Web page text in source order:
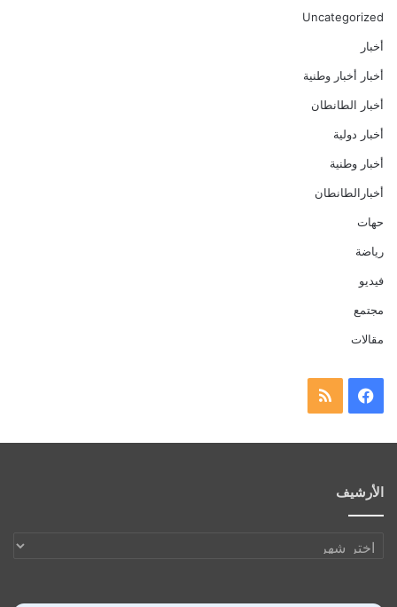
Uncategorized
أخبار
أخبار أخبار وطنية
أخبار الطانطان
أخبار دولية
أخبار وطنية
أخبارالطانطان
حهات
رياضة
فيديو
مجتمع
مقالات
فيسبوكملخص
الأرشيف
الأرشيف